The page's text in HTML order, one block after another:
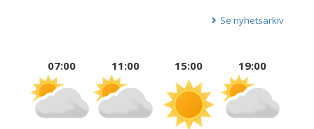
Se nyhetsarkiv
07:00 11:00 15:00 19:00